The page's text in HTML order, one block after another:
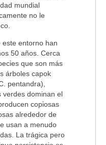
mundial
no le
este entorno han
50 años. Cerca
que son más
árboles capok
pentandra),
verdes dominan el
copiosas
alrededor de
usan a menudo
La trágica pero